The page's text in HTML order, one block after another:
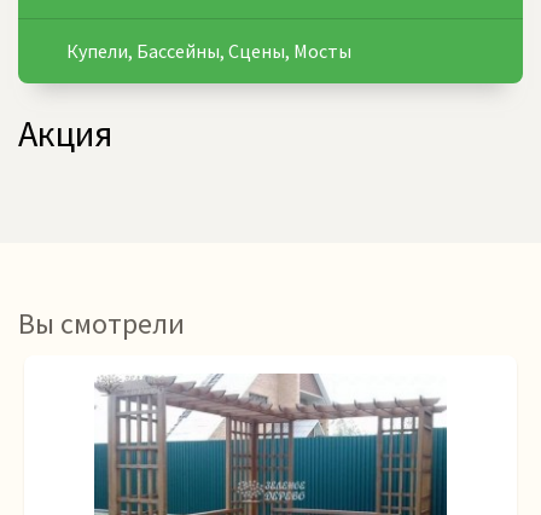
Купели, Бассейны, Сцены, Мосты
Акция
Вы смотрели